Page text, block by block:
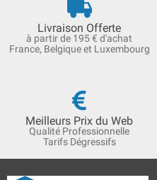
Livraison Offerte
à partir de 195 € d'achat
France, Belgique et Luxembourg
Meilleurs Prix du Web
Qualité Professionnelle
Tarifs Dégressifs